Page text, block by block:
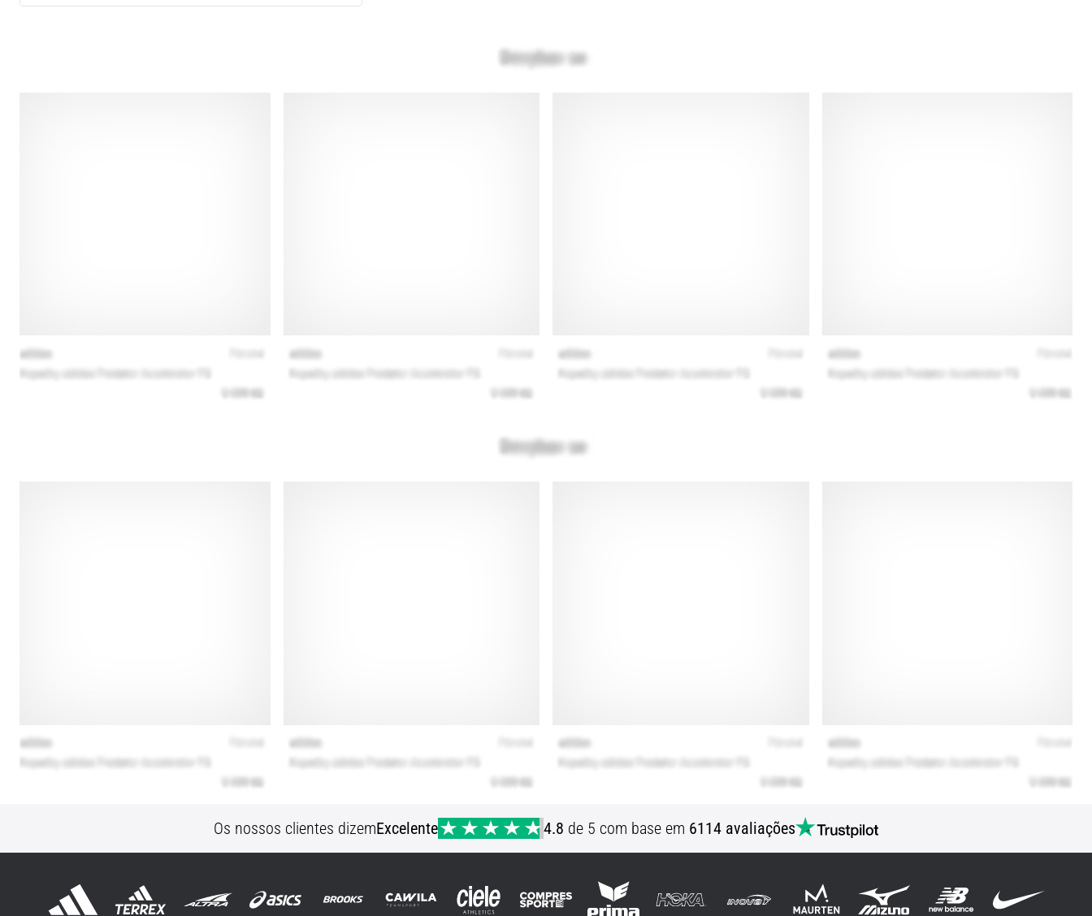
Os nossos clientes dizemExcelente 4.8 de 5 com base em 6114 avaliações